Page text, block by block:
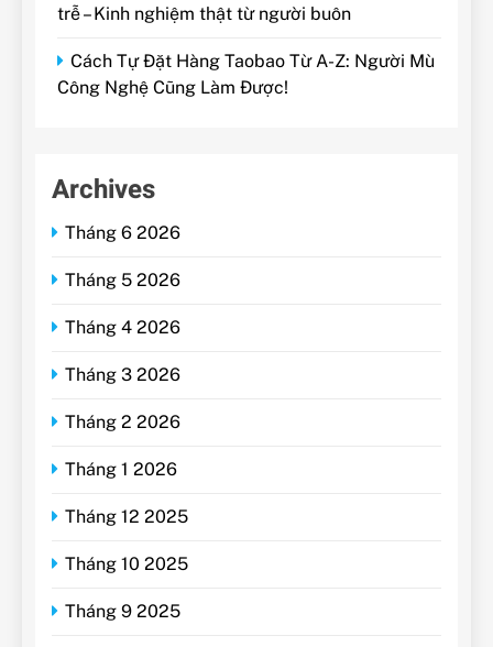
trễ – Kinh nghiệm thật từ người buôn
Cách Tự Đặt Hàng Taobao Từ A-Z: Người Mù
Công Nghệ Cũng Làm Được!
Archives
Tháng 6 2026
Tháng 5 2026
Tháng 4 2026
Tháng 3 2026
Tháng 2 2026
Tháng 1 2026
Tháng 12 2025
Tháng 10 2025
Tháng 9 2025